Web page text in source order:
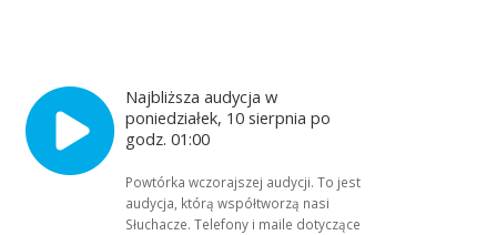
Najbliższa audycja w
poniedziałek, 10 sierpnia po
godz. 01:00
Powtórka wczorajszej audycji. To jest
audycja, którą współtworzą nasi
Słuchacze. Telefony i maile dotyczące